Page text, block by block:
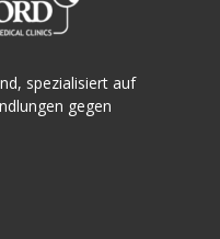
spezialisiert auf
gegen